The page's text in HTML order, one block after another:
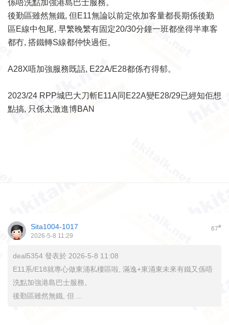
係唔洗點加強港島巴士服務。
後勤區雖然無鐵, 但E11無論以前定依加客量都長期係後勤
區E線中包尾, 早繁晚繁有固定20/30分鐘一班都坐得半車客
都冇, 搭鐵轉S線都仲快過佢。
A28X唔加強服務既話, E22A/E28都係冇得郁。
2023/24 RPP城巴大刀斬E11A同E22A變E28/29已經知佢想
點搞, 只係太激進博BAN
67#
Sita1004-1017
2026-5-8 11:29
deal5354 發表於 2026-5-8 11:08
E11系/E18就專心做東涌私樓區啦, 滿逸+東涌東未來有鐵又係唔
洗點加強港島巴士服務。
後勤區雖然無鐵, 但 ...